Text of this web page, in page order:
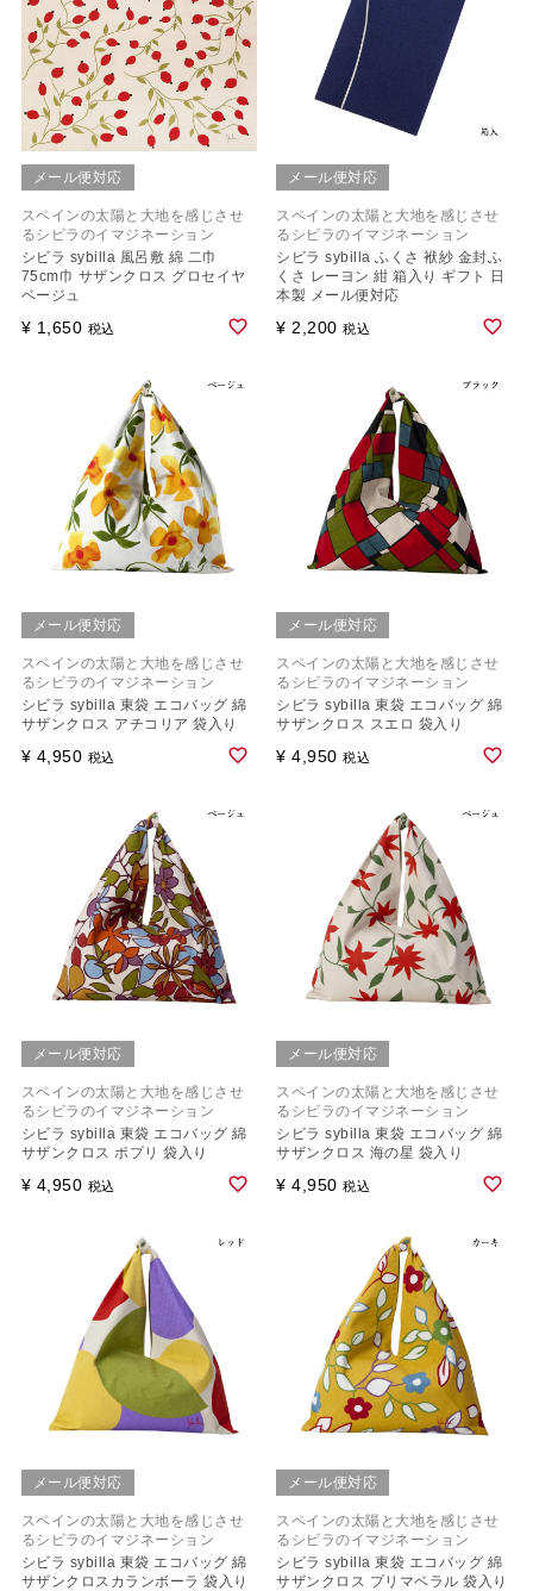
メール便対応
スペインの太陽と大地を感じさせ
るシビラのイマジネーション
シビラ sybilla 風呂敷 綿 二巾
75cm巾 サザンクロス グロセイヤ
ベージュ
¥ 1,650 税込
メール便対応
スペインの太陽と大地を感じさせ
るシビラのイマジネーション
シビラ sybilla ふくさ 袱紗 金封ふ
くさ レーヨン 紺 箱入り ギフト 日
本製 メール便対応
¥ 2,200 税込
メール便対応
スペインの太陽と大地を感じさせ
るシビラのイマジネーション
シビラ sybilla 東袋 エコバッグ 綿
サザンクロス アチコリア 袋入り
¥ 4,950 税込
メール便対応
スペインの太陽と大地を感じさせ
るシビラのイマジネーション
シビラ sybilla 東袋 エコバッグ 綿
サザンクロス スエロ 袋入り
¥ 4,950 税込
メール便対応
スペインの太陽と大地を感じさせ
るシビラのイマジネーション
シビラ sybilla 東袋 エコバッグ 綿
サザンクロス ポプリ 袋入り
¥ 4,950 税込
メール便対応
スペインの太陽と大地を感じさせ
るシビラのイマジネーション
シビラ sybilla 東袋 エコバッグ 綿
サザンクロス 海の星 袋入り
¥ 4,950 税込
メール便対応
スペインの太陽と大地を感じさせ
るシビラのイマジネーション
シビラ sybilla 東袋 エコバッグ 綿
サザンクロスカランボーラ 袋入り
メール便対応
スペインの太陽と大地を感じさせ
るシビラのイマジネーション
シビラ sybilla 東袋 エコバッグ 綿
サザンクロス プリマベラル 袋入り